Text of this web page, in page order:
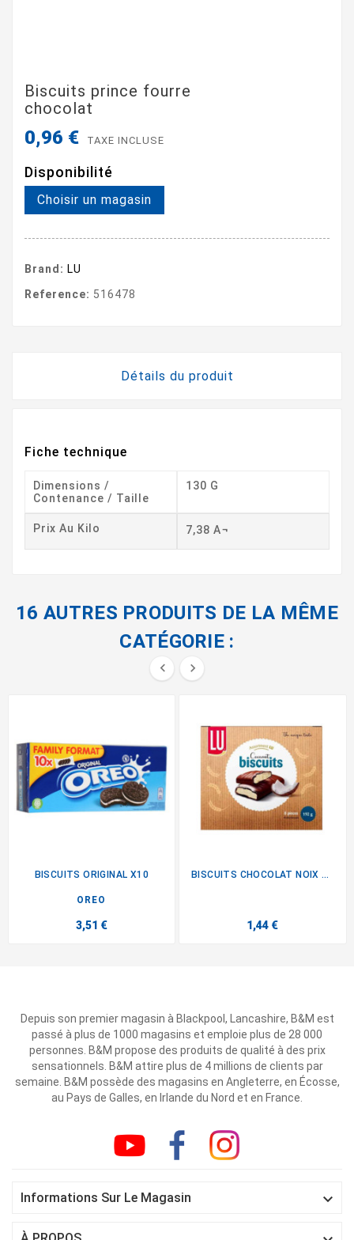
Biscuits prince fourre
chocolat
0,96 € TAXE INCLUSE
Disponibilité
Choisir un magasin
Brand: LU
Reference: 516478
Détails du produit
Fiche technique
Dimensions /
Contenance / Taille
130 G
Prix Au Kilo 7,38 A¬
16 AUTRES PRODUITS DE LA MÊME
CATÉGORIE :
 
BISCUITS ORIGINAL X10
OREO
3,51 €
BISCUITS CHOCOLAT NOIX DE COCO
1,44 €
Depuis son premier magasin à Blackpool, Lancashire, B&M est
passé à plus de 1000 magasins et emploie plus de 28 000
personnes. B&M propose des produits de qualité à des prix
sensationnels. B&M attire plus de 4 millions de clients par
semaine. B&M possède des magasins en Angleterre, en Écosse,
au Pays de Galles, en Irlande du Nord et en France.
Informations Sur Le Magasin 